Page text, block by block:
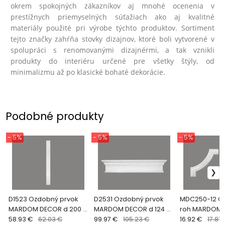
okrem spokojných zákazníkov aj mnohé ocenenia v
prestížnych priemyselných súťažiach ako aj kvalitné
materiály použité pri výrobe týchto produktov. Sortiment
tejto značky zahŕňa stovky dizajnov, ktoré boli vytvorené v
spolupráci s renomovanými dizajnérmi, a tak vznikli
produkty do interiéru určené pre všetky štýly, od
minimalizmu až po klasické bohaté dekorácie.
Podobné produkty
D1523 Ozdobný prvok
MARDOM DECOR d 200 x
v 16,5 x š 1,8 cm
- 5%
58.93 € 62.03 €
D2531 Ozdobný prvok
MARDOM DECOR d 124 x
v 25 x š 9 cm
- 5%
99.97 € 105.23 €
MDC250-12
roh MARDOM
x v 41 x š 2 cm
- 5%
16.92 € 17.81